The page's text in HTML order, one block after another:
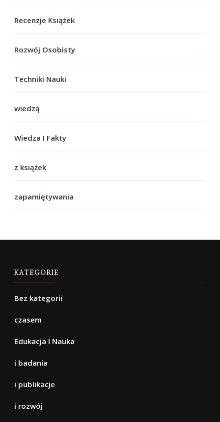
Recenzje Książek
Rozwój Osobisty
Techniki Nauki
wiedzą
Wiedza I Fakty
z książek
zapamiętywania
KATEGORIE
Bez kategorii
czasem
Edukacja I Nauka
i badania
i publikacje
i rozwój